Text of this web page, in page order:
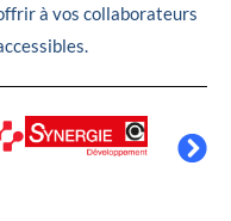
à vos collaborateurs